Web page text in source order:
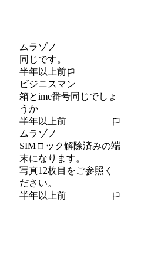
ムラゾノ
同じです。
半年以上前
報告する
ビジニスマン
箱とime番号同じでしょ
うか
半年以上前
報告する
ムラゾノ
SIMロック解除済みの端
末になります。
写真12枚目をご参照く
ださい。
半年以上前
報告する